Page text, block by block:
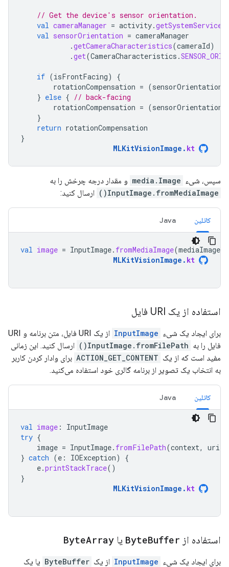
// Get the device's sensor orientation.
val cameraManager = activity.getSystemService
val sensorOrientation = cameraManager
.getCameraCharacteristics(cameraId)
.get(CameraCharacteristics .
if (isFrontFacing)
{
rotationCompensation = (sensorOrientation
} else { // back-facing
rotationCompensation = (sensorOrientation
}
return rotationCompensation
}
MLKitVisionImage . kt
سپس، شیء media.Image و مقدار درجه چرخش را به
InputImage.fromMediaImage()
ارسال کنید:
کاتلین Java
val image = InputImage. fromMediaImage(mediaImage
MLKitVisionImage . kt
استفاده از یک URI فایل
برای ایجاد یک شیء InputImage
از یک URI فایل، متن برنامه و URI
فایل را به InputImage.fromFilePath()
ارسال کنید. این زمانی
مفید است که از یک ACTION_GET_CONTENT برای وادار کردن کاربر
به انتخاب یک تصویر از برنامه گالری خود استفاده می‌کنید.
کاتلین Java
val image :
InputImage
try {
image = InputImage. fromFilePath(context, uri
} catch (e : IOException)
{
e.printStackTrace()
}
MLKitVisionImage . kt
استفاده از ByteBuffer یا ByteArray
برای ایجاد یک شیء InputImage از یک ByteBuffer یا یک